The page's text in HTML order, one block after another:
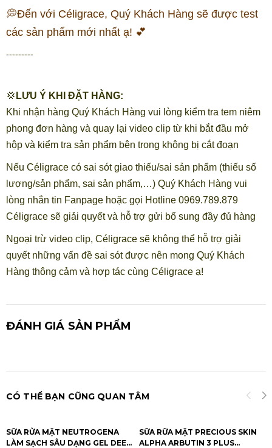
💭Đến với Céligrace, Quý Khách Hàng sẽ được test
các sản phẩm mới nhất ạ! 💕
---------
💢 LƯU Ý KHI ĐẶT HÀNG:
Khi nhận hàng Quý Khách Hàng vui lòng kiểm tra tem niêm
phong đơn hàng và quay lại video clip từ khi bắt đầu mở
hộp và kiểm tra sản phẩm bên trong không bị cắt đoạn
Nếu Céligrace có sai sót giao thiếu/sai sản phẩm (thiếu số
lượng/sản phẩm, sai sản phẩm,…) Quý Khách Hàng vui
lòng nhắn tin Fanpage hoặc gọi Hotline 0969.789.879
Céligrace sẽ giải quyết và hỗ trợ gửi bổ sung đầy đủ hàng
Ngoại trừ video clip, Céligrace sẽ không thể hỗ trợ giải
quyết những vấn đề sai sót được nên mong Quý Khách
Hàng thông cảm và hợp tác cùng Céligrace ạ!
ĐÁNH GIÁ SẢN PHẨM
CÓ THỂ BẠN CŨNG QUAN TÂM
SỮA RỬA MẶT NEUTROGENA
LÀM SẠCH SÂU DẠNG GEL DEEP
SỮA RỮA MẶT PRECIOUS SKIN
ALPHA ARBUTIN 3 PLUS